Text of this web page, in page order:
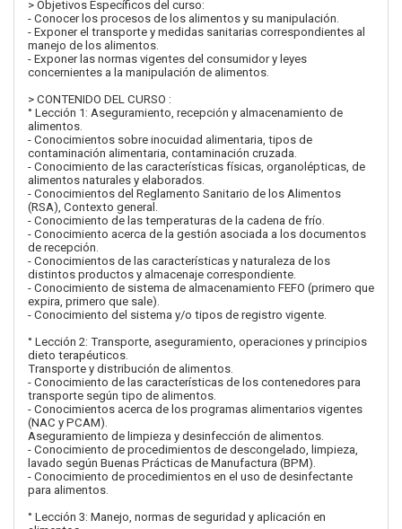
> Objetivos Específicos del curso:
- Conocer los procesos de los alimentos y su manipulación.
- Exponer el transporte y medidas sanitarias correspondientes al
manejo de los alimentos.
- Exponer las normas vigentes del consumidor y leyes
concernientes a la manipulación de alimentos.
> CONTENIDO DEL CURSO :
° Lección 1: Aseguramiento, recepción y almacenamiento de
alimentos.
- Conocimientos sobre inocuidad alimentaria, tipos de
contaminación alimentaria, contaminación cruzada.
- Conocimiento de las características físicas, organolépticas, de
alimentos naturales y elaborados.
- Conocimientos del Reglamento Sanitario de los Alimentos
(RSA), Contexto general.
- Conocimiento de las temperaturas de la cadena de frío.
- Conocimiento acerca de la gestión asociada a los documentos
de recepción.
- Conocimientos de las características y naturaleza de los
distintos productos y almacenaje correspondiente.
- Conocimiento de sistema de almacenamiento FEFO (primero que
expira, primero que sale).
- Conocimiento del sistema y/o tipos de registro vigente.
° Lección 2: Transporte, aseguramiento, operaciones y principios
dieto terapéuticos.
Transporte y distribución de alimentos.
- Conocimiento de las características de los contenedores para
transporte según tipo de alimentos.
- Conocimientos acerca de los programas alimentarios vigentes
(NAC y PCAM).
Aseguramiento de limpieza y desinfección de alimentos.
- Conocimiento de procedimientos de descongelado, limpieza,
lavado según Buenas Prácticas de Manufactura (BPM).
- Conocimiento de procedimientos en el uso de desinfectante
para alimentos.
° Lección 3: Manejo, normas de seguridad y aplicación en